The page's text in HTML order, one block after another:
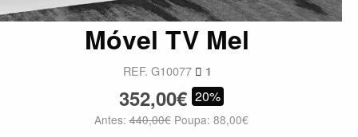
Móvel TV Mel
REF. G10077 1
352,00€ 20%
Antes:440,00€ Poupa: 88,00€